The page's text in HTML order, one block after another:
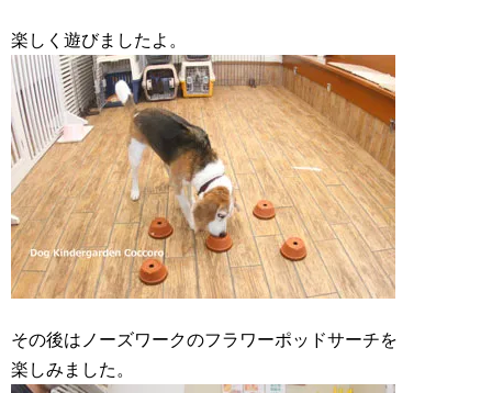
楽しく遊びましたよ。
その後はノーズワークのフラワーポッドサーチを
楽しみました。